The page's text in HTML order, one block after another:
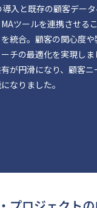
導入と既存の顧客デー
ツールを連携させる
統合。顧客の関心度
チの最適化を実現し
が円滑になり、顧客ニ
なりました。